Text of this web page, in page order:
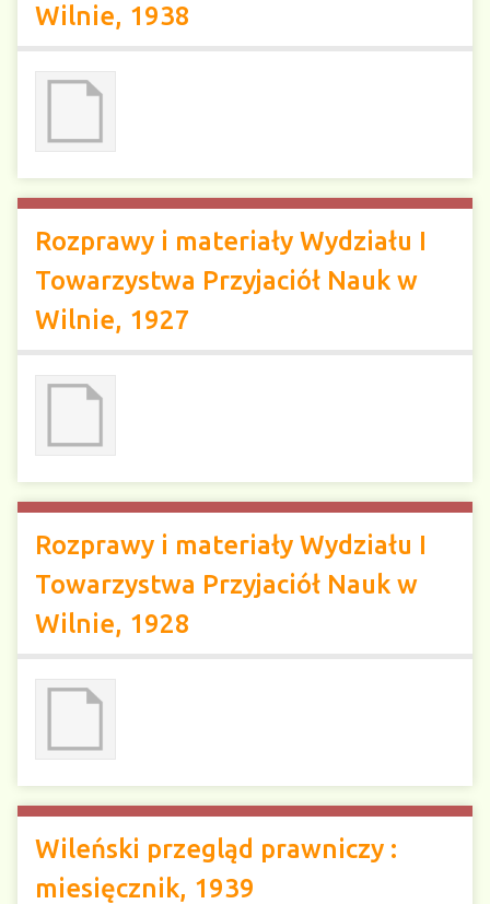
Wilnie, 1938
Rozprawy i materiały Wydziału I
Towarzystwa Przyjaciół Nauk w
Wilnie, 1927
Rozprawy i materiały Wydziału I
Towarzystwa Przyjaciół Nauk w
Wilnie, 1928
Wileński przegląd prawniczy :
miesięcznik, 1939